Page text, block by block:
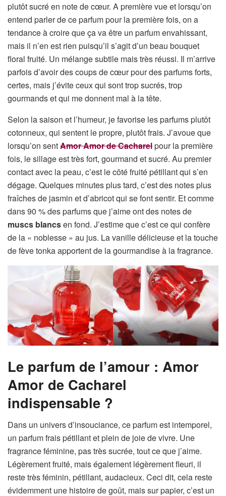
plutôt sucré en note de cœur. A première vue et lorsqu’on
entend parler de ce parfum pour la première fois, on a
tendance à croire que ça va être un parfum envahissant,
mais il n’en est rien puisqu’il s’agit d’un beau bouquet
floral fruité. Un mélange subtile mais très réussi. Il m’arrive
parfois d’avoir des coups de cœur pour des parfums forts,
certes, mais j’évite ceux qui sont trop sucrés, trop
gourmands et qui me donnent mal à la tête.
Selon la saison et l’humeur, je favorise les parfums plutôt
cotonneux, qui sentent le propre, plutôt frais. J’avoue que
lorsqu’on sentAmor Amor de Cacharelpour la première
fois, le sillage est très fort, gourmand et sucré. Au premier
contact avec la peau, c’est le côté fruité pétillant qui s’en
dégage. Quelques minutes plus tard, c’est des notes plus
fraîches de jasmin et d’abricot qui se font sentir. Et comme
dans 90 % des parfums que j’aime ont des notes de
muscs blancsen fond. J’estime que c’est ce qui confère
de la « noblesse » au jus. La vanille délicieuse et la touche
de fève tonka apportent de la gourmandise à la fragrance.
Le parfum de l’amour : Amor
Amor de Cacharel
indispensable ?
Dans un univers d’insouciance, ce parfum est intemporel,
un parfum frais pétillant et plein de joie de vivre. Une
fragrance féminine, pas très sucrée, tout ce que j’aime.
Légèrement fruité, mais également légèrement fleuri, il
reste très féminin, pétillant, audacieux. Ceci dit, cela reste
évidemment une histoire de goût, mais sur papier, c’est un